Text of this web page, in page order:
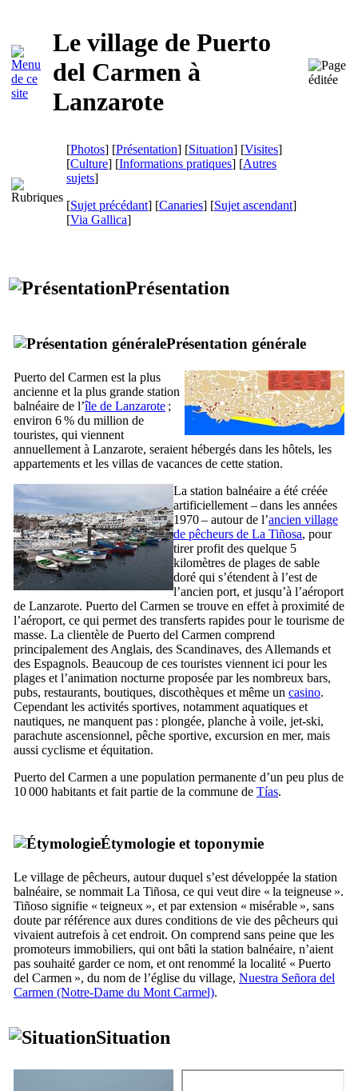
Le village de Puerto
del Carmen à
Lanzarote
[Photos] [Présentation] [Situation] [Visites]
[Culture] [Informations pratiques] [Autres
sujets]
[Sujet précédant] [Canaries] [Sujet ascendant]
[Via Gallica]
Présentation
Présentation générale
Puerto del Carmen est la plus
ancienne et la plus grande station
balnéaire de l’île de Lanzarote ;
environ 6 % du million de
touristes, qui viennent
annuellement à Lanzarote, seraient hébergés dans les hôtels, les
appartements et les villas de vacances de cette station.
La station balnéaire a été créée
artificiellement – dans les années
1970 – autour de l’ancien village
de pêcheurs de La Tiñosa, pour
tirer profit des quelque 5
kilomètres de plages de sable
doré qui s’étendent à l’est de
l’ancien port, et jusqu’à l’aéroport
de Lanzarote. Puerto del Carmen se trouve en effet à proximité de
l’aéroport, ce qui permet des transferts rapides pour le tourisme de
masse. La clientèle de Puerto del Carmen comprend
principalement des Anglais, des Scandinaves, des Allemands et
des Espagnols. Beaucoup de ces touristes viennent ici pour les
plages et l’animation nocturne proposée par les nombreux bars,
pubs, restaurants, boutiques, discothèques et même un casino.
Cependant les activités sportives, notamment aquatiques et
nautiques, ne manquent pas : plongée, planche à voile, jet-ski,
parachute ascensionnel, pêche sportive, excursion en mer, mais
aussi cyclisme et équitation.
Puerto del Carmen a une population permanente d’un peu plus de
10 000 habitants et fait partie de la commune de Tías.
Étymologie et toponymie
Le village de pêcheurs, autour duquel s’est développée la station
balnéaire, se nommait La Tiñosa, ce qui veut dire « la teigneuse ».
Tiñoso signifie « teigneux », et par extension « misérable », sans
doute par référence aux dures conditions de vie des pêcheurs qui
vivaient autrefois à cet endroit. On comprend sans peine que les
promoteurs immobiliers, qui ont bâti la station balnéaire, n’aient
pas souhaité garder ce nom, et ont renommé la localité « Puerto
del Carmen », du nom de l’église du village, Nuestra Señora del
Carmen (Notre-Dame du Mont Carmel).
Situation